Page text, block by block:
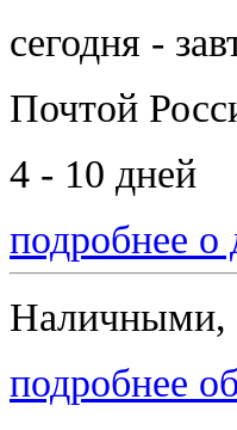
сегодня -
Почтой
4 - 10 дней
подробнее о
Наличными,
подробнее